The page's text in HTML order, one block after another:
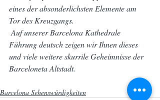
eines der absonderlichsten Elemente am
Tor des Kreuzgangs.
Führung deutsch zeigen wir Ihnen dieses
und viele weitere skurrile Geheimnisse der
Barceloneta Altstadt.
Barcelona Sehenswürdigkeiten